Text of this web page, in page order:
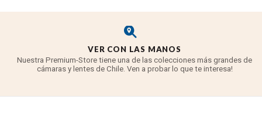
VER CON LAS MANOS
Nuestra Premium-Store tiene una de las colecciones más grandes de
cámaras y lentes de Chile. Ven a probar lo que te interesa!